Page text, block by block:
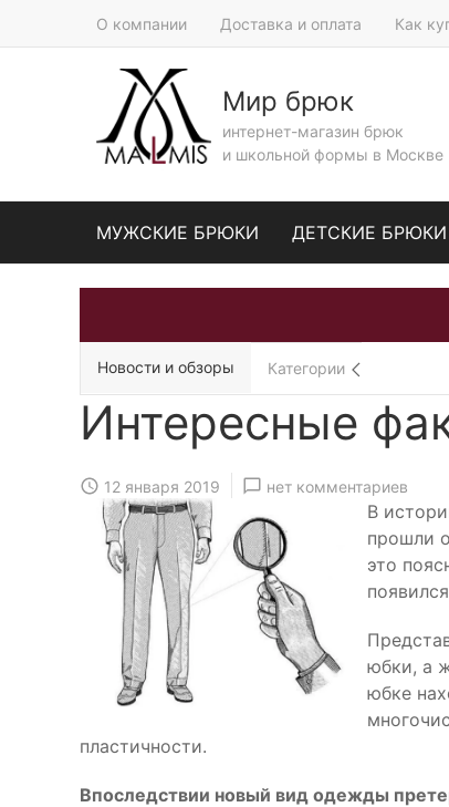
О компании Доставка и оплата Как
Мир брюк
интернет-магазин брюк
и школьной формы в Москве
МУЖСКИЕ БРЮКИ ДЕТСКИЕ БРЮКИ
Интересные
12 января 2019 нет комментариев
В
прошли
это
юбки, а
юбке
пластичности.
Впоследствии новый вид одежды
Новости и обзоры Категории